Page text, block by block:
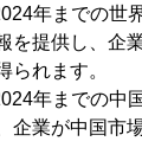
年までの世
を提供し、企
れます。
年までの中
企業が中国市